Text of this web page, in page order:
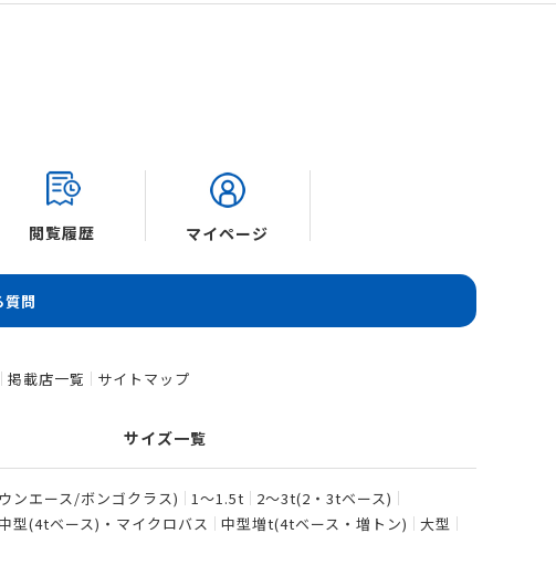
閲覧履歴 マイページ
問
掲載店一覧 サイトマップ
サイズ一覧
ンエース/ボンゴクラス) 1〜1.5t
2〜3t(2・3tベース)
型(4tベース)・マイクロバス 中型増t(4tベース・増トン)
大型